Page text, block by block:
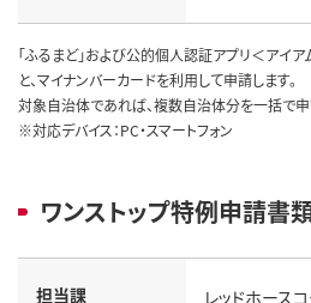
「ふるまど」および公的個人認証アプリ＜アイ
と、マイナンバーカードを利用して申請します。
対象自治体であれば、複数自治体分を一括で申
※対応デバイス：PC・スマートフォン
ワンストップ特例申請書
担当課
レッドホース